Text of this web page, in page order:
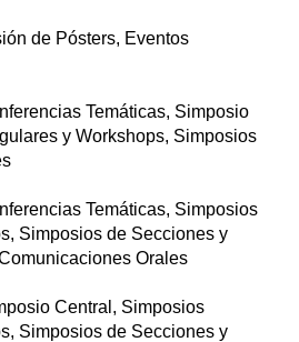
de Pósters, Eventos
Temáticas, Simposio
y Workshops, Simposios
Temáticas, Simposios
Simposios de Secciones y
Orales
Central, Simposios
Simposios de Secciones y